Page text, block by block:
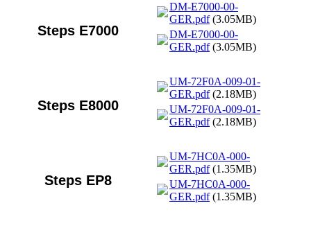
Steps E7000
DM-E7000-00-
GER.pdf(3.05MB)
DM-E7000-00-
GER.pdf(3.05MB)
Steps E8000
UM-72F0A-009-01-
GER.pdf(2.18MB)
UM-72F0A-009-01-
GER.pdf(2.18MB)
Steps EP8
UM-7HC0A-000-
GER.pdf(1.35MB)
UM-7HC0A-000-
GER.pdf(1.35MB)